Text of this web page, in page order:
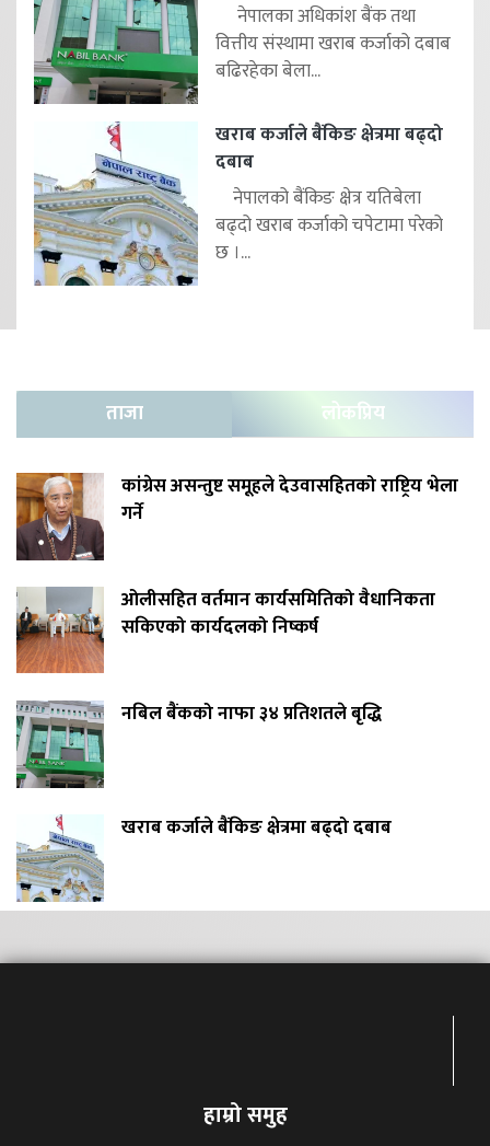
नेपालका अधिकांश बैंक तथा
वित्तीय संस्थामा खराब कर्जाको दबाब
बढिरहेका बेला...
खराब कर्जाले बैंकिङ क्षेत्रमा बढ्दो
दबाब
नेपालको बैंकिङ क्षेत्र यतिबेला
बढ्दो खराब कर्जाको चपेटामा परेको
छ ।...
ताजा लोकप्रिय
कांग्रेस असन्तुष्ट समूहले देउवासहितको राष्ट्रिय भेला
गर्ने
ओलीसहित वर्तमान कार्यसमितिको वैधानिकता
सकिएको कार्यदलको निष्कर्ष
नबिल बैंकको नाफा ३४ प्रतिशतले बृद्धि
खराब कर्जाले बैंकिङ क्षेत्रमा बढ्दो दबाब
हाम्रो समुह